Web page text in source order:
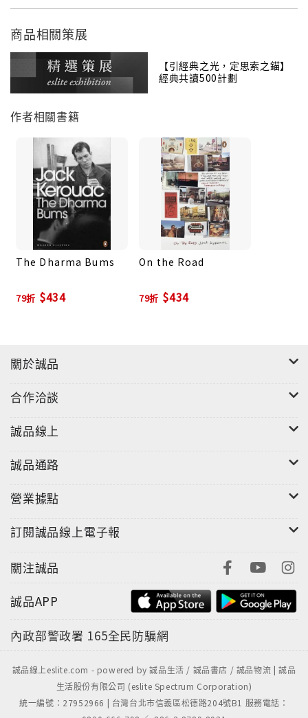
時間，不眠不休地把自己七年來與友人在公路上浪蕩的
故事化為文字。凱魯亞克極力在語言上實驗「自發性文
體」；為了避免打斷寫作的思緒，凱魯亞克刻意在書寫
時不做隔行、沒有分段，最後成品是一幅長達三十六點
五公尺的捲軸。這部作品寫成後屢遭出版社退稿，凱魯
式出版。這本小說被譽為定義了「垮掉的一代」，凱魯
亞克也成了新世代的精神教主，鼓舞著無數年輕人循著
他的足跡去找尋人生真義。
商品相關策展
【引經典之光，定思索之錨】
經典共讀500計劃
作者相關書籍
The Dharma Bums
79折 $434
On the Road
79折 $434
關於誠品
合作洽談
誠品線上
誠品通路
營業據點
訂閱誠品線上電子報
關注誠品
誠品APP
內政部警政署 165全民防騙網
誠品線上eslite.com - powered by 誠品生活 / 誠品書店 / 誠品物流 | 誠品
生活股份有限公司 (eslite Spectrum Corporation)
統一編號：27952966 | 台灣台北市信義區松德路204號B1 服務電話：